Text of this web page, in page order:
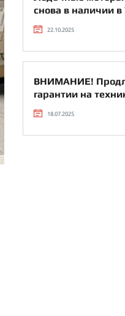
снова в наличии
22.10.2025
ВНИМАНИЕ!
гарантии на
18.07.2025